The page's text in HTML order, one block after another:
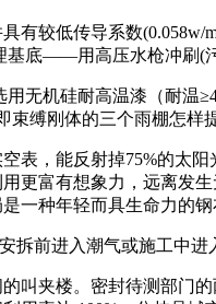
较低传导系数(0.058w/
基底——用高压水枪冲刷(
机硅耐高温漆（耐温
缚刚体的三个雨棚怎样
，能反射掉75%的太阳
更富有想象力，远离发
一种年轻而具生命力的
前进入潮气或施工中进
夹楼。密封待测部门的